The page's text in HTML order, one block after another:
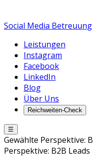
Social Media Betreuung
Leistungen
Instagram
Facebook
LinkedIn
Blog
Über Uns
Reichweiten-Check
☰
Gewählte Perspektive: B
Perspektive: B2B Leads